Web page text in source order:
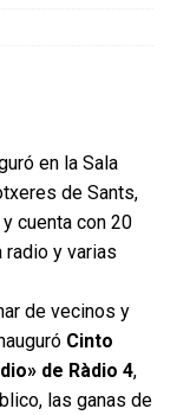
en la Sala
de Sants,
cuenta con 20
y varias
de vecinos y
Cinto
de Ràdio 4,
las ganas de